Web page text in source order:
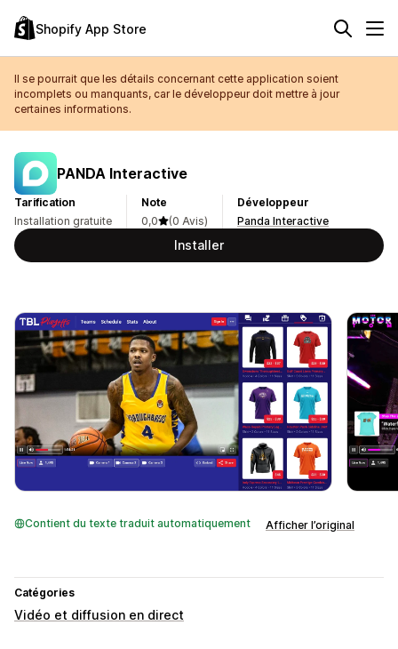
Shopify App Store
Il se pourrait que les détails concernant cette application soient
incomplets ou manquants, car le développeur doit mettre à jour
certaines informations.
PANDA Interactive
Tarification
Installation gratuite
Note
0,0
(0 Avis)
Développeur
Panda Interactive
Installer
Contient du texte traduit automatiquement Afficher l’original
Catégories
Vidéo et diffusion en direct